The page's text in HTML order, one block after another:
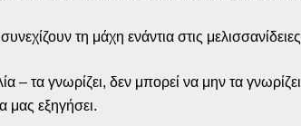
τη μάχη ενάντια στις
τα γνωρίζει, δεν μπορεί να μην τα
μας εξηγήσει.